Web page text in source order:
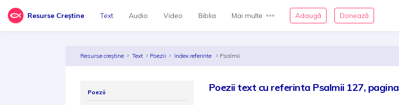
Resurse Creștine Text Audio Video Biblia Mai multe Adaugă Donează
Resurse creștine Text Poezii Index referinte Psalmii
Poezii text cu referinta Psalmii 127, pagina
Poezii